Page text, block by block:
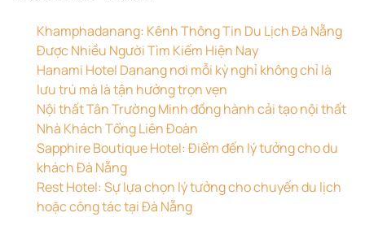
Khamphadanang: Kênh Thông Tin Du Lịch Đà Nẵng
Được Nhiều Người Tìm Kiếm Hiện Nay
Hanami Hotel Danang nơi mỗi kỳ nghỉ không chỉ là
lưu trú mà là tận hưởng trọn vẹn
Nội thất Tân Trường Minh đồng hành cải tạo nội thất
Nhà Khách Tổng Liên Đoàn
Sapphire Boutique Hotel: Điểm đến lý tưởng cho du
khách Đà Nẵng
Rest Hotel: Sự lựa chọn lý tưởng cho chuyến du lịch
hoặc công tác tại Đà Nẵng